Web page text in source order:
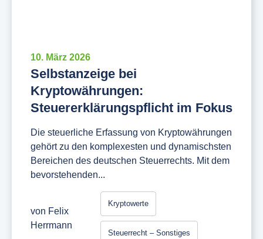
10. März 2026
Selbstanzeige bei
Kryptowährungen:
Steuererklärungspflicht im Fokus
Die steuerliche Erfassung von Kryptowährungen
gehört zu den komplexesten und dynamischsten
Bereichen des deutschen Steuerrechts. Mit dem
bevorstehenden...
von Felix
Herrmann
Kryptowerte
Steuerrecht – Sonstiges